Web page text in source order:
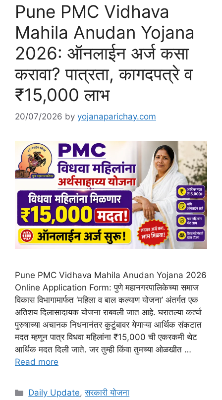
Pune PMC Vidhava
Mahila Anudan Yojana
2026: ऑनलाईन अर्ज कसा
करावा? पात्रता, कागदपत्रे व
₹15,000 लाभ
20/07/2026 by yojanaparichay.com
Pune PMC Vidhava Mahila Anudan Yojana 2026
Online Application Form: पुणे महानगरपालिकेच्या समाज
विकास विभागामार्फत ‘महिला व बाल कल्याण योजना’ अंतर्गत एक
अतिशय दिलासादायक योजना राबवली जात आहे. घरातल्या कर्त्या
पुरुषाच्या अचानक निधनानंतर कुटुंबावर येणाऱ्या आर्थिक संकटात
मदत म्हणून पात्र विधवा महिलांना ₹15,000 ची एकरकमी थेट
आर्थिक मदत दिली जाते. जर तुम्ही किंवा तुमच्या ओळखीत …
Read more
Categories
Daily Update,सरकारी योजना